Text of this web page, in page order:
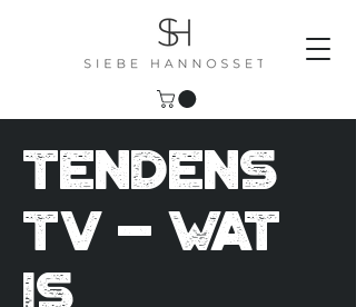
Tendens
TV - Wat
is